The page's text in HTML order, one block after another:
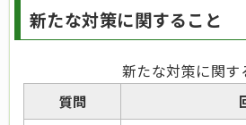
新たな対策に関すること
新たな対策に関す
質問